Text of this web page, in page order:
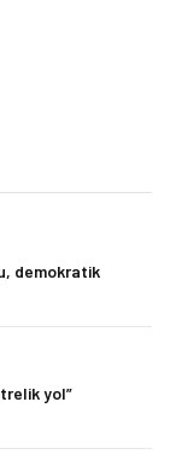
demokratik
yol”